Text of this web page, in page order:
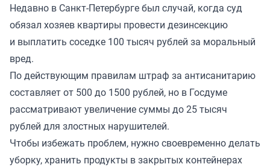
Недавно в Санкт-Петербурге был случай, когда суд
обязал хозяев квартиры провести дезинсекцию
и выплатить соседке 100 тысяч рублей за моральный
вред.
По действующим правилам штраф за антисанитарию
составляет от 500 до 1500 рублей, но в Госдуме
рассматривают увеличение суммы до 25 тысяч
рублей для злостных нарушителей.
Чтобы избежать проблем, нужно своевременно делать
уборку, хранить продукты в закрытых контейнерах